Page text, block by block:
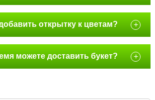
открытку к цветам? +
можете доставить букет? +